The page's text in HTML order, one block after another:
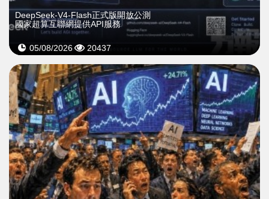
DeepSeek-V4-Flash正式版開放公測
國家超算互聯網提供API服務
05/08/2026 20437